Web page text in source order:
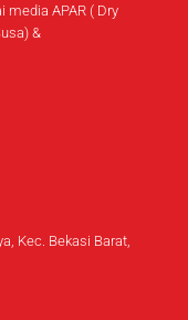
media APAR ( Dry
&
Kec. Bekasi Barat,